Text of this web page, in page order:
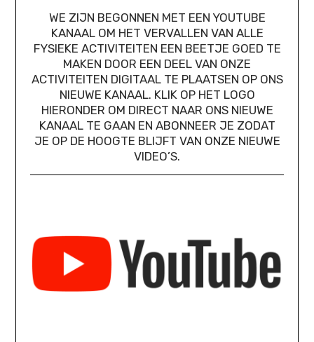
WE ZIJN BEGONNEN MET EEN YOUTUBE
KANAAL OM HET VERVALLEN VAN ALLE
FYSIEKE ACTIVITEITEN EEN BEETJE GOED TE
MAKEN DOOR EEN DEEL VAN ONZE
ACTIVITEITEN DIGITAAL TE PLAATSEN OP ONS
NIEUWE KANAAL. KLIK OP HET LOGO
HIERONDER OM DIRECT NAAR ONS NIEUWE
KANAAL TE GAAN EN ABONNEER JE ZODAT
JE OP DE HOOGTE BLIJFT VAN ONZE NIEUWE
VIDEO’S.